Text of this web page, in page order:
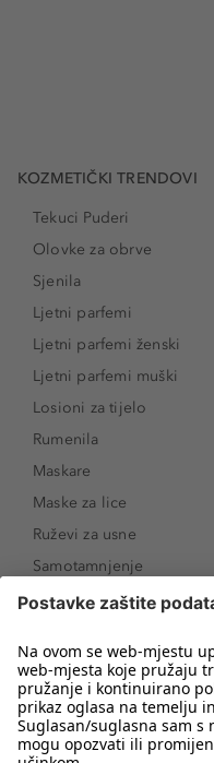
KOZMETIČKI TRENDOVI
Tekuci Puderi
Olovke za obrve
Sjenila
Ljetni parfemi
Ljetni parfemi ženski
Ljetni parfemi muški
Losioni za tijelo
Rumenila
Maskare
Maske za lice
Ruževi za usne
Samotamnjenje
Puderi
Proizvodi za obrve
Sunce i zaštita
Serumi za lice
Proizvodi za čišćenje lica